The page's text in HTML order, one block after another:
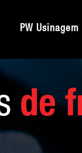
PW Usinagem
de